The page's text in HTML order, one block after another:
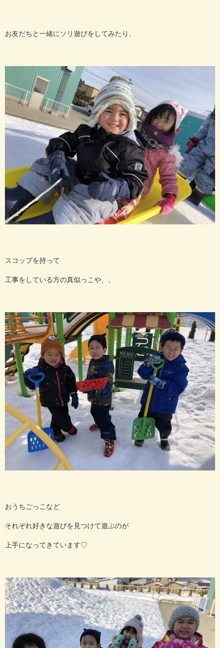
お友だちと一緒にソリ遊びをしてみたり、
スコップを持って
工事をしている方の真似っこや、、
おうちごっこなど
それぞれ好きな遊びを見つけて遊ぶのが
上手になってきています♡